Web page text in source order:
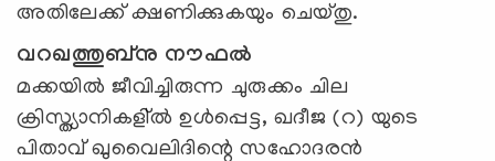
അതിലേക്ക് ക്ഷണിക്കുകയും ചെയ്തു.
വറഖത്തുബ്‌നു നൗഫല്‍
മക്കയില്‍ ജീവിച്ചിരുന്ന ചുരുക്കം ചില
ക്രിസ്ത്യാനികളി്ല്‍ ഉള്‍പ്പെട്ട, ഖദീജ (റ) യുടെ
പിതാവ് ഖുവൈലിദിന്റെ സഹോദരന്‍